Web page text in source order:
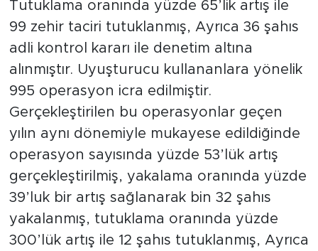
Tutuklama oranında yüzde 65’lik artış ile
99 zehir taciri tutuklanmış, Ayrıca 36 şahıs
adli kontrol kararı ile denetim altına
alınmıştır. Uyuşturucu kullananlara yönelik
995 operasyon icra edilmiştir.
Gerçekleştirilen bu operasyonlar geçen
yılın aynı dönemiyle mukayese edildiğinde
operasyon sayısında yüzde 53’lük artış
gerçekleştirilmiş, yakalama oranında yüzde
39’luk bir artış sağlanarak bin 32 şahıs
yakalanmış, tutuklama oranında yüzde
300’lük artış ile 12 şahıs tutuklanmış, Ayrıca